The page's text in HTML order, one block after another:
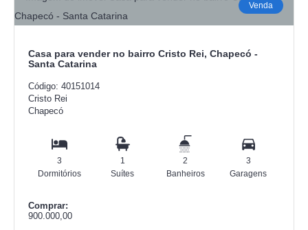
Venda
Casa para vender no bairro Cristo Rei, Chapecó -
Santa Catarina
Código: 40151014
Cristo Rei
Chapecó
3
Dormitórios
1
Suítes
2
Banheiros
3
Garagens
Comprar:
900.000,00